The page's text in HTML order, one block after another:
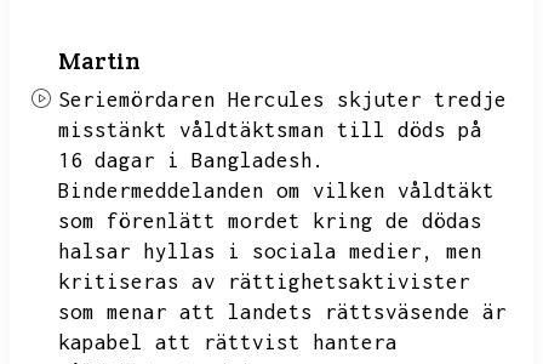
Martin
Seriemördaren Hercules skjuter tredje
misstänkt våldtäktsman till döds på
16 dagar i Bangladesh.
Bindermeddelanden om vilken våldtäkt
som förenlätt mordet kring de dödas
halsar hyllas i sociala medier,
men
kritiseras av rättighetsaktivister
som menar att landets rättsväsende är
kapabel att rättvist hantera